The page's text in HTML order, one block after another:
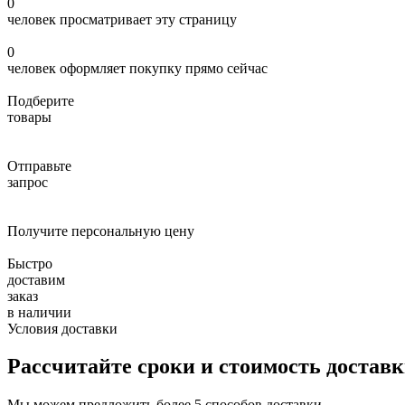
человек просматривает эту страницу
0
человек оформляет покупку прямо сейчас
Подберите
товары
Отправьте
запрос
Получите персональную цену
Быстро
доставим
заказ
в наличии
Условия доставки
Рассчитайте сроки и стоимость